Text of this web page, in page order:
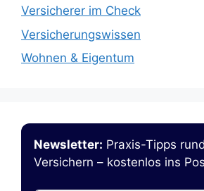
Versicherer im Check
Versicherungswissen
Wohnen & Eigentum
Newsletter: Praxis-Tipps
Versichern – kostenlos ins